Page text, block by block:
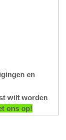
en
wilt worden
ons op!